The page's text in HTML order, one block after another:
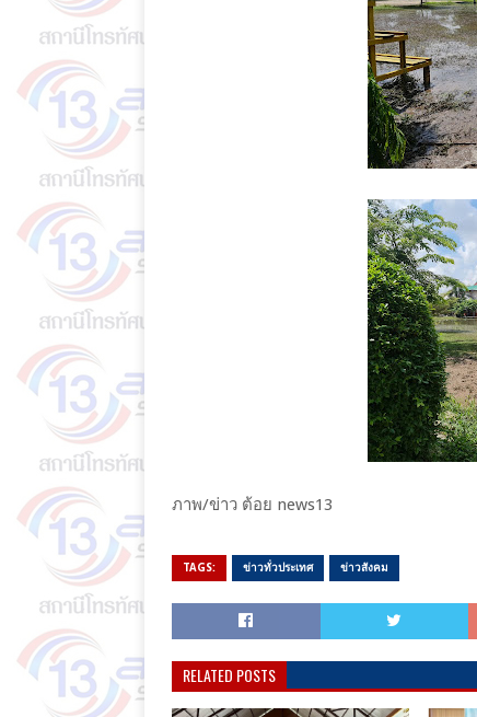
ภาพ/ข่าว ต้อย​ news13​
TAGS: ข่าวทั่วประเทศ ข่าวสังคม
RELATED POSTS